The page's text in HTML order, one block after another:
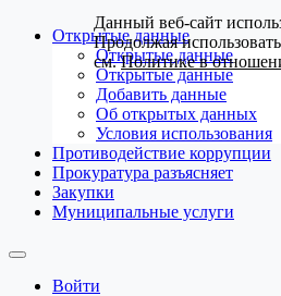
Открытые данные
Открытые данные
Открытые данные
Добавить данные
Об открытых данных
Условия использования
Противодействие коррупции
Прокуратура разъясняет
Закупки
Муниципальные услуги
Войти
Данный веб-сайт
Продолжая
см.Политике в